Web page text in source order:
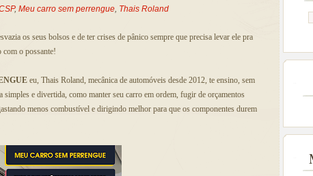
, Meu carro sem perrengue, Thais Roland
os seus bolsos e de ter crises de pânico sempre que precisa levar ele pra
com o possante!
eu, Thais Roland, mecânica de automóveis desde 2012, te ensino, sem
simples e divertida, como manter seu carro em ordem, fugir de orçamentos
menos combustível e dirigindo melhor para que os componentes durem